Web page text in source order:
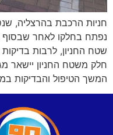
חניות הרכבת בהרצליה,
נפתח בחלקו לאחר שבסוף
שטח החניון, לרבות בדיקות
חלק משטח החניון יישאר
המשך הטיפול והבדיקות